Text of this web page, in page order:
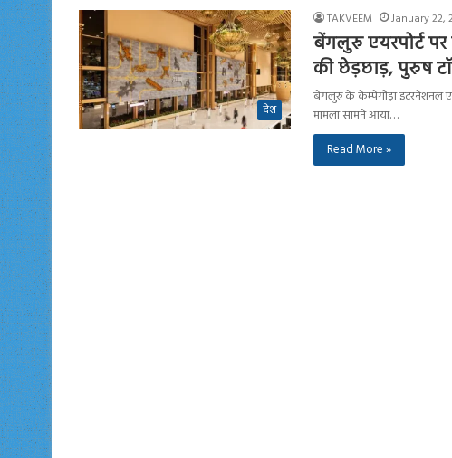
देश
TAKVEEM January 22,
बेंगलुरु एयरपोर्ट पर
की छेड़छाड़, पुरुष
बेंगलुरु के केम्पेगौड़ा इंटरनेशनल
मामला सामने आया…
Read More »